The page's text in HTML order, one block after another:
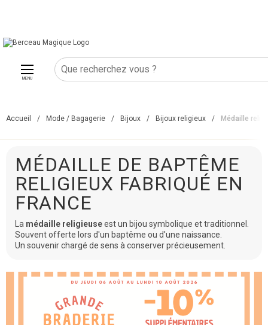
MENU
Accueil / Mode / Bagagerie / Bijoux / Bijoux religieux / Médaille
MÉDAILLE DE BAPTÊME
RELIGIEUX FABRIQUÉ EN
FRANCE
La médaille religieuseest un bijou symbolique et traditionnel.
Souvent offerte lors d'un baptême ou d'une naissance.
Un souvenir chargé de sens à conserver précieusement.